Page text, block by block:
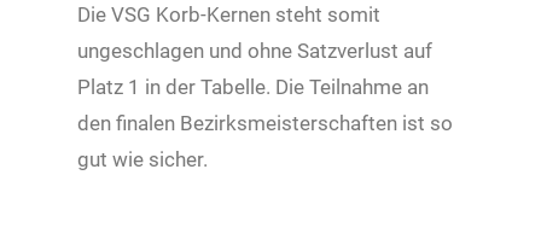
Die VSG Korb-Kernen steht somit
ungeschlagen und ohne Satzverlust auf
Platz 1 in der Tabelle. Die Teilnahme an
den finalen Bezirksmeisterschaften ist so
gut wie sicher.